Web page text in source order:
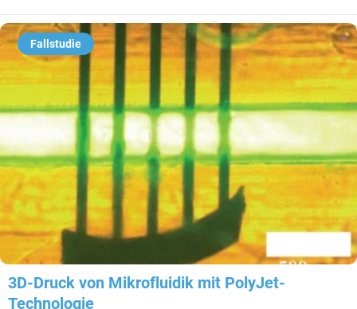
Fallstudie
3D-Druck von Mikrofluidik mit PolyJet-
Technologie